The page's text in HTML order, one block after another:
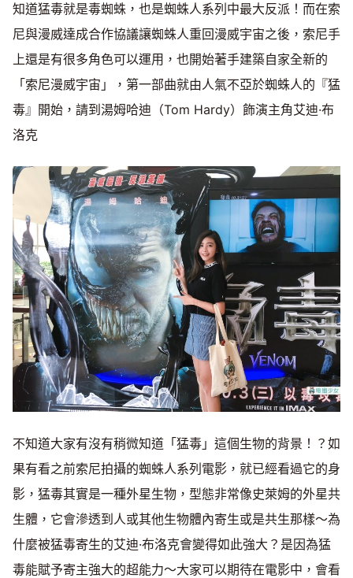
知道猛毒就是毒蜘蛛，也是蜘蛛人系列中最大反派！而在索
尼與漫威達成合作協議讓蜘蛛人重回漫威宇宙之後，索尼手
上還是有很多角色可以運用，也開始著手建築自家全新的
「索尼漫威宇宙」，第一部曲就由人氣不亞於蜘蛛人的『猛
毒』開始，請到湯姆哈迪（Tom Hardy）飾演主角艾迪·布
洛克
不知道大家有沒有稍微知道「猛毒」這個生物的背景！？如
果有看之前索尼拍攝的蜘蛛人系列電影，就已經看過它的身
影，猛毒其實是一種外星生物，型態非常像史萊姆的外星共
生體，它會滲透到人或其他生物體內寄生或是共生那樣～為
什麼被猛毒寄生的艾迪·布洛克會變得如此強大？是因為猛
毒能賦予寄主強大的超能力～大家可以期待在電影中，會看